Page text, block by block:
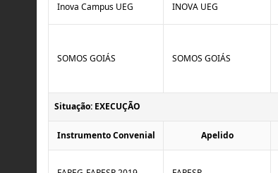
Inova Campus UEG INOVA UEG
SOMOS GOIÁS SOMOS GOIÁS
Situação: EXECUÇÃO
Instrumento Convenial Apelido